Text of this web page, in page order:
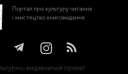
Портал про культуру читання
і мистецтво книговидання
видавничий проект